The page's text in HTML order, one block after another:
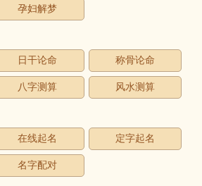
孕妇解梦
日干论命 称骨论命
八字测算 风水测算
在线起名 定字起名
名字配对